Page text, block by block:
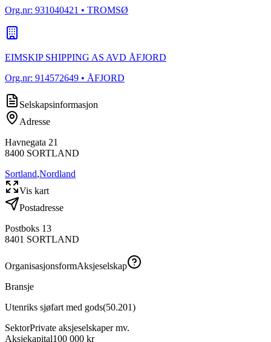
Org.nr: 931040421 • TROMSØ
EIMSKIP SHIPPING AS AVD ÅFJORD
Org.nr: 914572649 • ÅFJORD
Selskapsinformasjon
Adresse
Havnegata 21
8400 SORTLAND
Sortland,Nordland
Vis kart
Postadresse
Postboks 13
8401 SORTLAND
OrganisasjonsformAksjeselskap
Bransje
Utenriks sjøfart med gods(50.201)
SektorPrivate aksjeselskaper mv.
Aksjekapital100 000 kr